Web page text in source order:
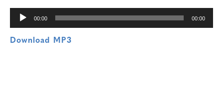
00:00 00:00
Download MP3